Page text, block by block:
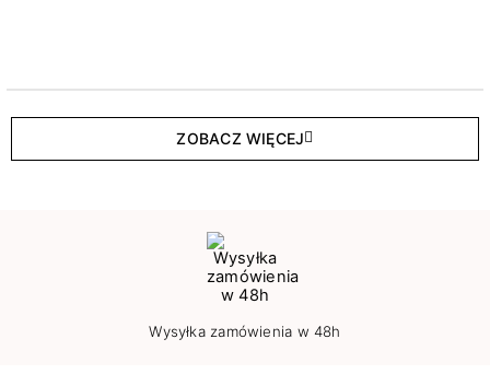
ZOBACZ WIĘCEJ
Wysyłka zamówienia w 48h